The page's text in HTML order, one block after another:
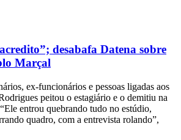
desabafa Datena sobre
Marçal
ex-funcionários e pessoas ligadas aos
peitou o estagiário e o demitiu na
entrou quebrando tudo no estúdio,
quadro, com a entrevista rolando”,